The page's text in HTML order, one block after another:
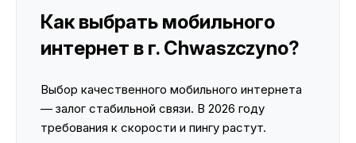
Как выбрать мобильного
интернет в г. Chwaszczyno?
Выбор качественного мобильного интернета
— залог стабильной связи. В 2026 году
требования к скорости и пингу растут.